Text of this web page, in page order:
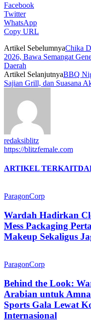
Facebook
Twitter
WhatsApp
Copy URL
Artikel SebelumnyaChika
2026, Bawa Semangat
Daerah
Artikel SelanjutnyaBBQ
Sajian Grill, dan Suasana
redaksiblitz
https://blitzfemale.com
ARTIKEL TERKAIT
ParagonCorp
Wardah Hadirkan
Mess Packaging
Makeup Sekaligus
ParagonCorp
Behind the Look:
Arabian untuk
Sports Gala Lewat
Internasional